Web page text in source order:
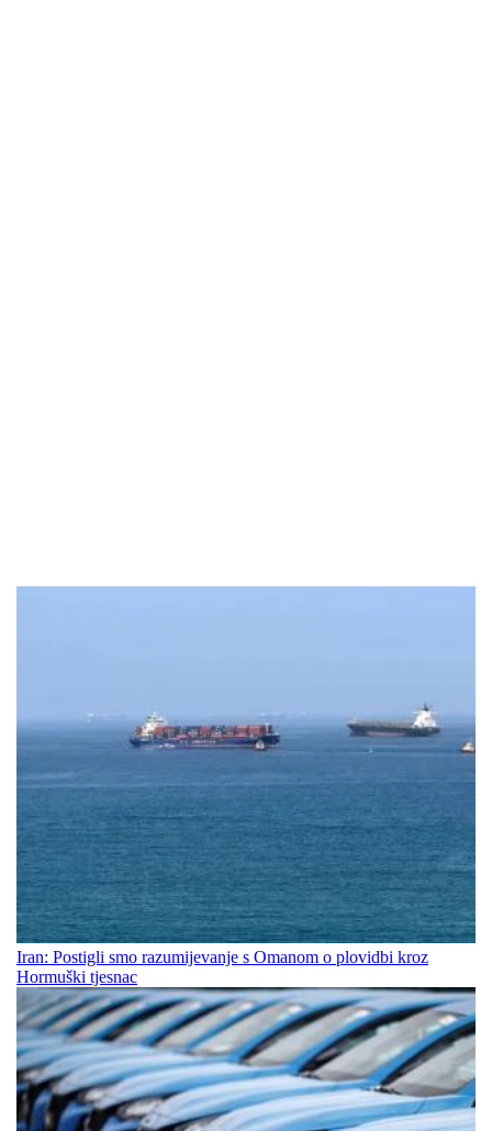
Iran: Postigli smo razumijevanje s Omanom o plovidbi kroz
Hormuški tjesnac